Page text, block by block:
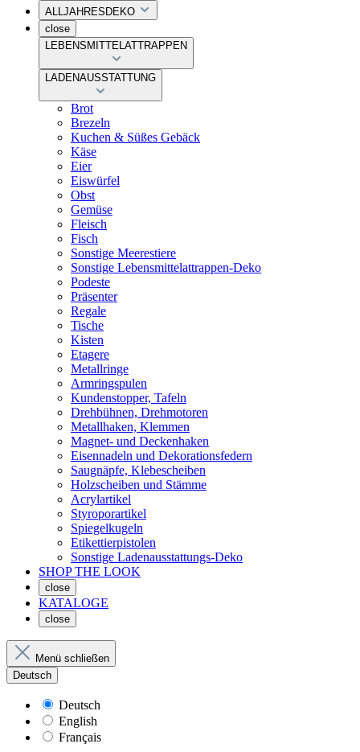
ALLJAHRESDEKO
close
LEBENSMITTELATTRAPPEN
LADENAUSSTATTUNG
Brot
Brezeln
Kuchen & Süßes Gebäck
Käse
Eier
Eiswürfel
Obst
Gemüse
Fleisch
Fisch
Sonstige Meerestiere
Sonstige Lebensmittelattrappen-Deko
Podeste
Präsenter
Regale
Tische
Kisten
Etagere
Metallringe
Armringspulen
Kundenstopper, Tafeln
Drehbühnen, Drehmotoren
Metallhaken, Klemmen
Magnet- und Deckenhaken
Eisennadeln und Dekorationsfedern
Saugnäpfe, Klebescheiben
Holzscheiben und Stämme
Acrylartikel
Styroporartikel
Spiegelkugeln
Etikettierpistolen
Sonstige Ladenausstattungs-Deko
SHOP THE LOOK
close
KATALOGE
close
Menü schließen
Deutsch
Deutsch
English
Français